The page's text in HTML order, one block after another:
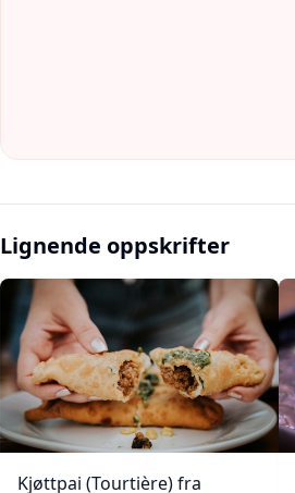
Lignende oppskrifter
Kjøttpai (Tourtière) fra